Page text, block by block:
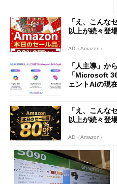
「え、こんな
以上が続々登
AD（Amazon）
「人主導」
「Microsoft
ェントAIの現
「え、こんな
以上が続々登
AD（Amazon）